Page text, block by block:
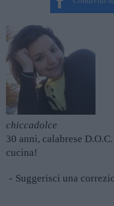
chiccadolce
30 anni, calabrese
cucina!
Suggerisci una